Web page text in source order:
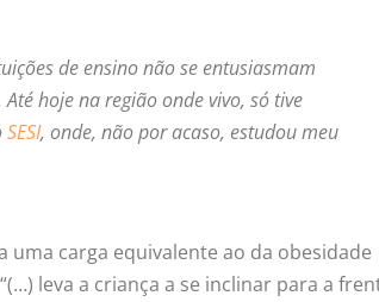
de ensino não se entusiasmam
hoje na região onde vivo, só tive
SESI, onde, não por acaso, estudou meu
uma carga equivalente ao da obesidade
leva a criança a se inclinar para a